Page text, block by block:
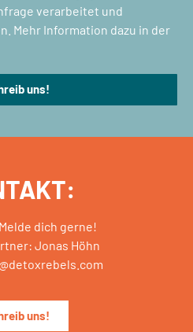
verarbeitet und
Mehr Information dazu in der
uns!
dich gerne!
Jonas Höhn
uns!